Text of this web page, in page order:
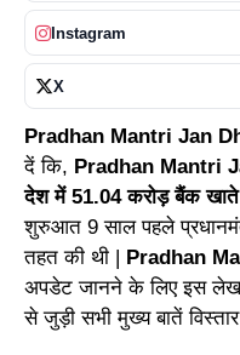
Instagram
X
Pradhan Mantri Jan
दें कि, Pradhan Mantri
देश में 51.04 करोड़ बैंक खाते
शुरुआत 9 साल पहले
तहत की थी | Pradhan
अपडेट जानने के लिए इस
से जुड़ी सभी मुख्य बातें